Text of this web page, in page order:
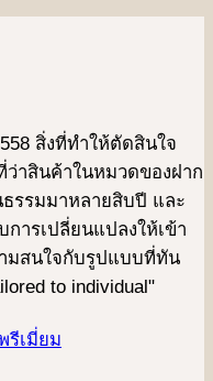
สิ่งที่ทำให้ตัดสินใจ
ว่าสินค้าในหมวดของฝาก
รรมมาหลายสิบปี และ
ารเปลี่ยนแปลงให้เข้า
มสนใจกับรูปแบบที่ทัน
to individual"
รีเมี่ยม